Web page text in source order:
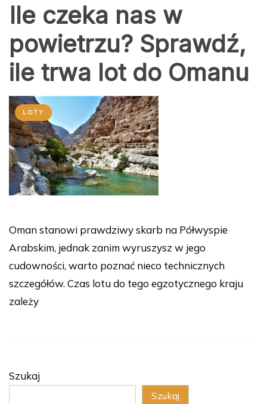
Ile czeka nas w
powietrzu? Sprawdź,
ile trwa lot do Omanu
LOTY
Oman stanowi prawdziwy skarb na Półwyspie
Arabskim, jednak zanim wyruszysz w jego
cudowności, warto poznać nieco technicznych
szczegółów. Czas lotu do tego egzotycznego kraju
zależy
Szukaj
Szukaj